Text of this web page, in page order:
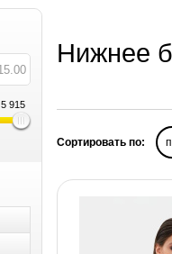
5 915
Нижнее
Сортировать по: